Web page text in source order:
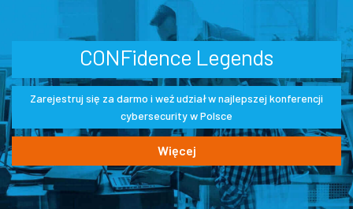
CONFidence Legends
Zarejestruj się za darmo i weź udziałw najlepszej konferencji
cybersecurity w Polsce
Więcej